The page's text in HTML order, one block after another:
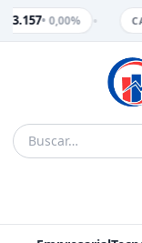
3.157• 0,00%